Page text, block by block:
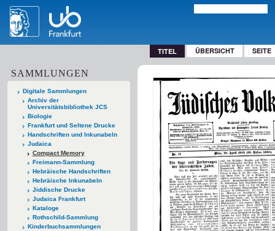
TITEL ÜBERSICHT SEITE
SAMMLUNGEN
Digitale Sammlungen
Archiv der
Universitätsbibliothek JCS
Biologie
Frankfurt und Seltene Drucke
Handschriften und Inkunabeln
Judaica
Compact Memory
Freimann-Sammlung
Hebräische Handschriften
Hebräische Inkunabeln
Jiddische Drucke
Judaica Frankfurt
Kataloge
Rothschild-Sammlung
Kinderbuchsammlungen